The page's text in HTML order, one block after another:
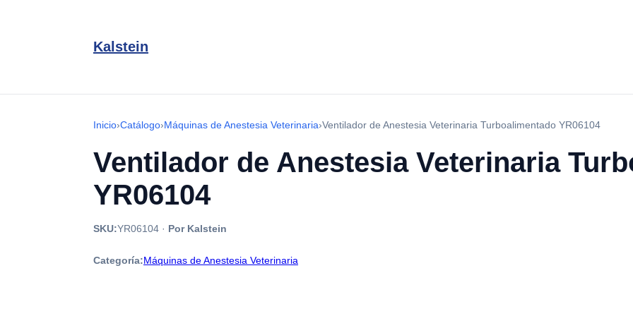
Kalstein
Inicio›Catálogo›Máquinas de Anestesia Veterinaria›Ventilador de Anestesia Veterinaria Turboalimentado YR06104
Ventilador de Anestesia Veterinaria
YR06104
SKU:YR06104 · Por Kalstein
Categoría:Máquinas de Anestesia Veterinaria